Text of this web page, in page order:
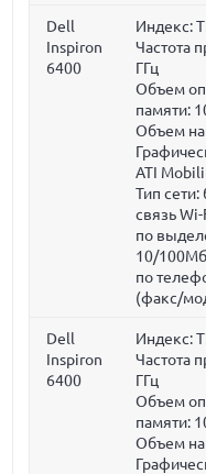
Dell
Inspiron
6400
Индекс:
Частота
ГГц
Объем
памяти:
Объем
ATI
Тип сети:
связь
по
10/
по
(факс/
Dell
Inspiron
6400
Индекс:
Частота
ГГц
Объем
памяти:
Объем